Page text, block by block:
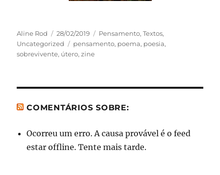
Autor
Aline Rod
Publicado
em
28/02/2019 Categorias
Pensamento,Textos,
Uncategorized
Tags
pensamento, poema, poesia,
sobrevivente, útero,zine
COMENTÁRIOS SOBRE:
Ocorreu um erro. A causa provável é o feed
estar offline. Tente mais tarde.